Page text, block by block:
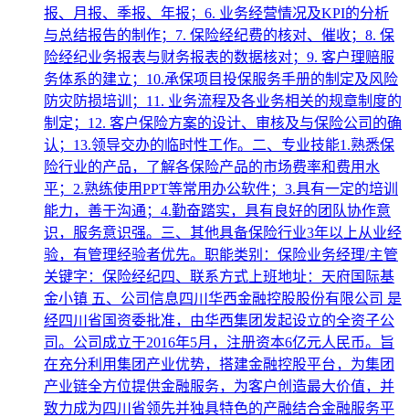
报、月报、季报、年报；6. 业务经营情况及KPI的分析
与总结报告的制作；7. 保险经纪费的核对、催收；8. 保
险经纪业务报表与财务报表的数据核对；9. 客户理赔服
务体系的建立；10.承保项目投保服务手册的制定及风险
防灾防损培训；11. 业务流程及各业务相关的规章制度的
制定；12. 客户保险方案的设计、审核及与保险公司的确
认；13.领导交办的临时性工作。二、专业技能1.熟悉保
险行业的产品，了解各保险产品的市场费率和费用水
平；2.熟练使用PPT等常用办公软件；3.具有一定的培训
能力，善于沟通；4.勤奋踏实，具有良好的团队协作意
识，服务意识强。三、其他具备保险行业3年以上从业经
验，有管理经验者优先。职能类别：保险业务经理/主管
关键字：保险经纪四、联系方式上班地址：天府国际基
金小镇 五、公司信息四川华西金融控股股份有限公司 是
经四川省国资委批准，由华西集团发起设立的全资子公
司。公司成立于2016年5月，注册资本6亿元人民币。旨
在充分利用集团产业优势，搭建金融控股平台，为集团
产业链全方位提供金融服务，为客户创造最大价值，并
致力成为四川省领先并独具特色的产融结合金融服务平